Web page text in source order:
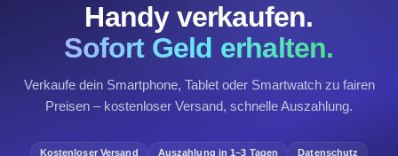
Handy verkaufen.
Sofort Geld erhalten.
Verkaufe dein Smartphone, Tablet oder Smartwatch zu fairen
Preisen – kostenloser Versand, schnelle Auszahlung.
Kostenloser Versand Auszahlung in 1–3 Tagen Datenschutz